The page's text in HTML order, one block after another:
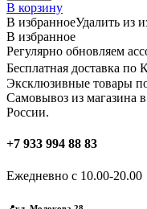
В корзину
В избранноеУдалить из
В избранное
Регулярно обновляем
Бесплатная доставка по
Эксклюзивные товары
Самовывоз из магазина
России.
+7 933 994 88 83
Ежедневно с 10.00-20.00